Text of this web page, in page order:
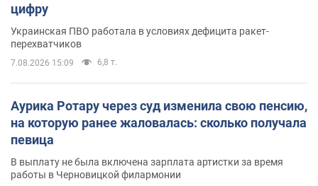
цифру
Украинская ПВО работала в условиях дефицита ракет-
перехватчиков
7.08.2026 15:09 6,8 т.
Аурика Ротару через суд изменила свою пенсию,
на которую ранее жаловалась: сколько получала
певица
В выплату не была включена зарплата артистки за время
работы в Черновицкой филармонии